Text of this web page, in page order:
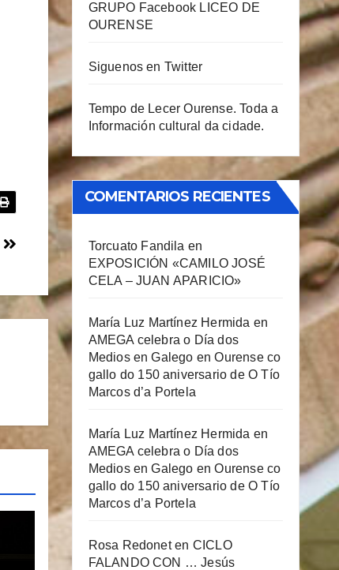
GRUPO Facebook LICEO DE
OURENSE
Siguenos en Twitter
Tempo de Lecer Ourense. Toda a
Información cultural da cidade.
COMENTARIOS RECIENTES
Torcuato Fandila en
EXPOSICIÓN «CAMILO JOSÉ
CELA – JUAN APARICIO»
María Luz Martínez Hermida en
AMEGA celebra o Día dos
Medios en Galego en Ourense co
gallo do 150 aniversario de O Tío
Marcos d’a Portela
María Luz Martínez Hermida en
AMEGA celebra o Día dos
Medios en Galego en Ourense co
gallo do 150 aniversario de O Tío
Marcos d’a Portela
Rosa Redoneten CICLO
FALANDO CON … Jesús